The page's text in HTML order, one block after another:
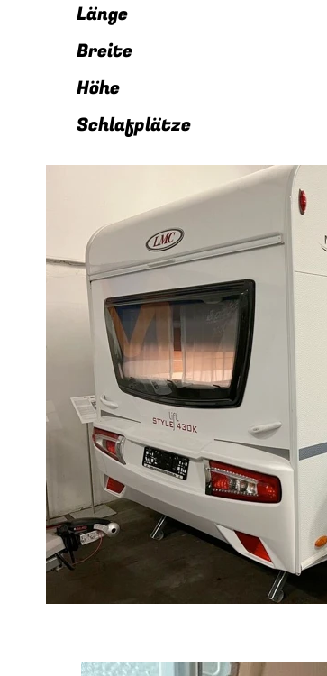
Länge
Breite
Höhe